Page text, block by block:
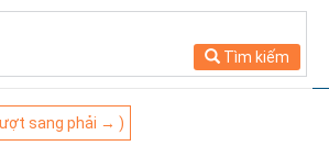
Tìm kiếm
sang phải → )